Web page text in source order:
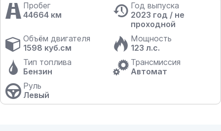
Пробег
44664 км
Год выпуска
2023 год / не
проходной
Объём двигателя
1598 куб.см
Мощность
123 л.с.
Тип топлива
Бензин
Трансмиссия
Автомат
Руль
Левый